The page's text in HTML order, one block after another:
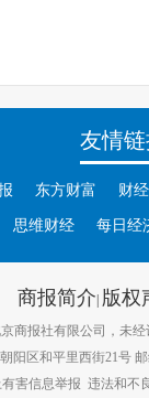
友情
东方财富 财
思维财经 每日经
商报简介| 版权
商报社有限公司，未经
阳区和平里西街21号
有害信息举报 违法和不